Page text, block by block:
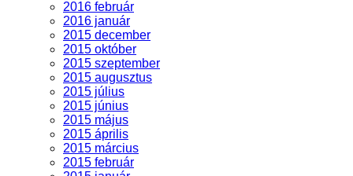
2016 február
2016 január
2015 december
2015 október
2015 szeptember
2015 augusztus
2015 július
2015 június
2015 május
2015 április
2015 március
2015 február